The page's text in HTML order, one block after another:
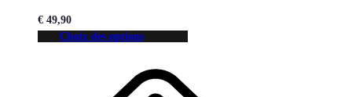
€ 49,90
Choix des options